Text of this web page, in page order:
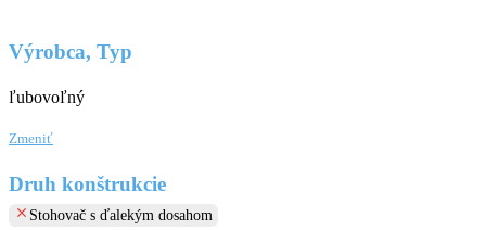
Výrobca, Typ
ľubovoľný
Zmeniť
Druh konštrukcie
clear Stohovač s ďalekým dosahom